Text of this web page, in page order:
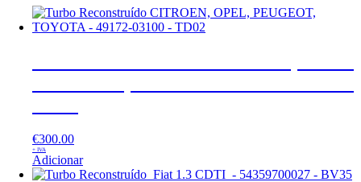
€300.00
+ IVA
Adicionar